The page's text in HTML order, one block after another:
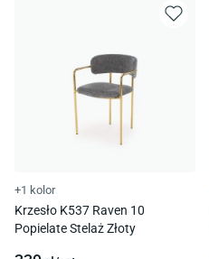
+1 kolor
Krzesło K537 Raven 10
Popielate Stelaż Złoty